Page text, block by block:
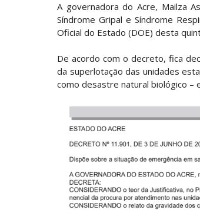
A governadora do Acre, Mailza
Síndrome Gripal e Síndrome
Oficial do Estado (DOE) desta
De acordo com o decreto, fica
da superlotação das unidades
como desastre natural biológico –